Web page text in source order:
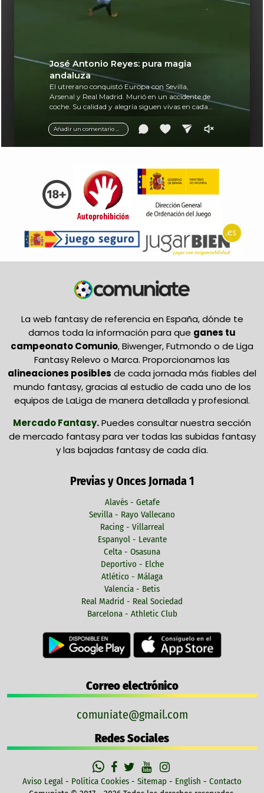
Añadir un comentario ...
José Antonio Reyes: pura magia
andaluza
El utrerano conquistó Europa con Sevilla,
Arsenal y Real Madrid. Murió en un accidente de
coche. Su calidad y alegría siguen vivas en cada
La web fantasy de referencia en España, dónde te
damos toda la información para que ganes tu
campeonato Comunio, Biwenger, Futmondo o de Liga
Fantasy Relevo o Marca. Proporcionamos las
alineaciones posibles de cada jornada más fiables del
mundo fantasy, gracias al estudio de cada uno de los
equipos de LaLiga de manera detallada y profesional.
Mercado Fantasy.Puedes consultar nuestra sección
de mercado fantasy para ver todas las subidas fantasy
y las bajadas fantasy de cada día.
Previas y Onces Jornada 1
Alavés - Getafe
Sevilla - Rayo Vallecano
Racing - Villarreal
Espanyol - Levante
Celta - Osasuna
Deportivo - Elche
Atlético - Málaga
Valencia - Betis
Real Madrid - Real Sociedad
Barcelona - Athletic Club
Correo electrónico
comuniate@gmail.com
Redes Sociales
Aviso Legal - Política Cookies - Sitemap - English - Contacto